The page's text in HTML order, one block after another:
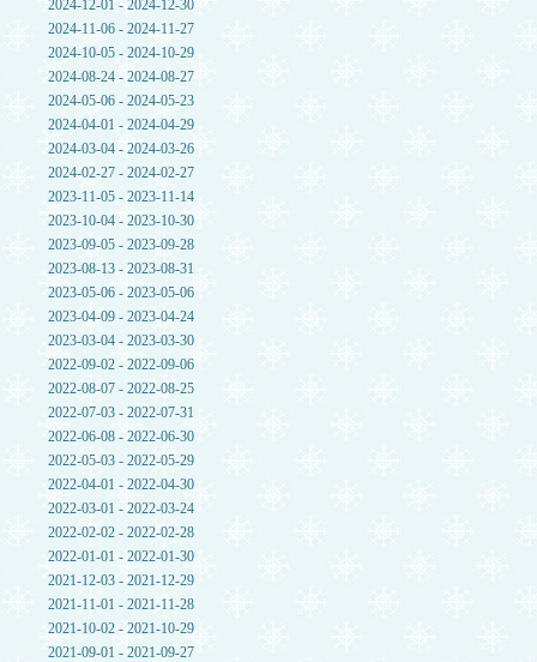
2024-12-01 - 2024-12-30
2024-11-06 - 2024-11-27
2024-10-05 - 2024-10-29
2024-08-24 - 2024-08-27
2024-05-06 - 2024-05-23
2024-04-01 - 2024-04-29
2024-03-04 - 2024-03-26
2024-02-27 - 2024-02-27
2023-11-05 - 2023-11-14
2023-10-04 - 2023-10-30
2023-09-05 - 2023-09-28
2023-08-13 - 2023-08-31
2023-05-06 - 2023-05-06
2023-04-09 - 2023-04-24
2023-03-04 - 2023-03-30
2022-09-02 - 2022-09-06
2022-08-07 - 2022-08-25
2022-07-03 - 2022-07-31
2022-06-08 - 2022-06-30
2022-05-03 - 2022-05-29
2022-04-01 - 2022-04-30
2022-03-01 - 2022-03-24
2022-02-02 - 2022-02-28
2022-01-01 - 2022-01-30
2021-12-03 - 2021-12-29
2021-11-01 - 2021-11-28
2021-10-02 - 2021-10-29
2021-09-01 - 2021-09-27